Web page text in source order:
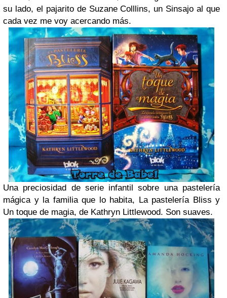
su lado, el pajarito de Suzane Colllins, un Sinsajo al que
cada vez me voy acercando más.
Una preciosidad de serie infantil sobre una pastelería
mágica y la familia que lo habita, La pastelería Bliss y
Un toque de magia, de Kathryn Littlewood. Son suaves.